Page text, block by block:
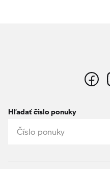
Hľadať číslo ponuky